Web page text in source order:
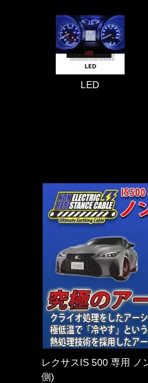
LED
レクサスIS 500 専用 ノ
側)